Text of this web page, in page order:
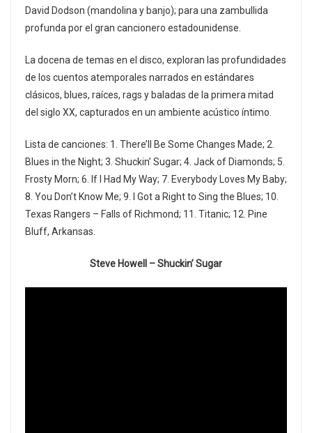
David Dodson (mandolina y banjo); para una zambullida
profunda por el gran cancionero estadounidense.
La docena de temas en el disco, exploran las profundidades
de los cuentos atemporales narrados en estándares
clásicos, blues, raíces, rags y baladas de la primera mitad
del siglo XX, capturados en un ambiente acústico íntimo.
Lista de canciones: 1. There’ll Be Some Changes Made; 2.
Blues in the Night; 3. Shuckin’ Sugar; 4. Jack of Diamonds; 5.
Frosty Morn; 6. If I Had My Way; 7. Everybody Loves My Baby;
8. You Don’t Know Me; 9. I Got a Right to Sing the Blues; 10.
Texas Rangers – Falls of Richmond; 11. Titanic; 12. Pine
Bluff, Arkansas.
Steve Howell – Shuckin’ Sugar